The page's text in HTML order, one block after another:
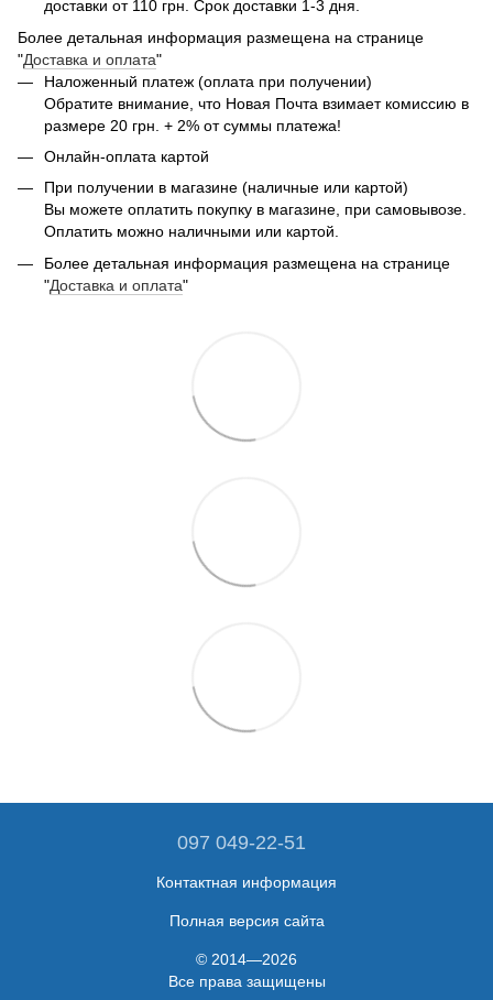
доставки от 110 грн. Срок доставки 1-3 дня.
Более детальная информация размещена на странице
"Доставка и оплата"
Наложенный платеж (оплата при получении)
Обратите внимание, что Новая Почта взимает комиссию в
размере 20 грн. + 2% от суммы платежа!
Онлайн-оплата картой
При получении в магазине (наличные или картой)
Вы можете оплатить покупку в магазине, при самовывозе.
Оплатить можно наличными или картой.
Более детальная информация размещена на странице
"Доставка и оплата"
097 049-22-51
Контактная информация
Полная версия сайта
© 2014—2026
Все права защищены